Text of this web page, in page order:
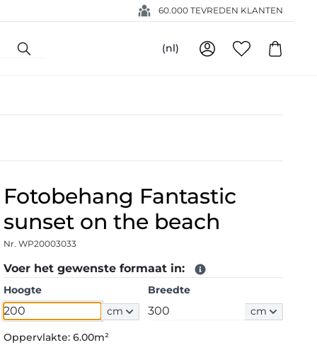
60.000 TEVREDEN KLANTEN
(nl)
Fotobehang Fantastic
sunset on the beach
Nr. WP20003033
Voer het gewenste formaat in:
Hoogte
cm
Breedte
cm
Oppervlakte:6.00m²